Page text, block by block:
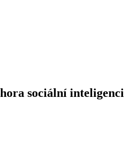
sociální inteligenci